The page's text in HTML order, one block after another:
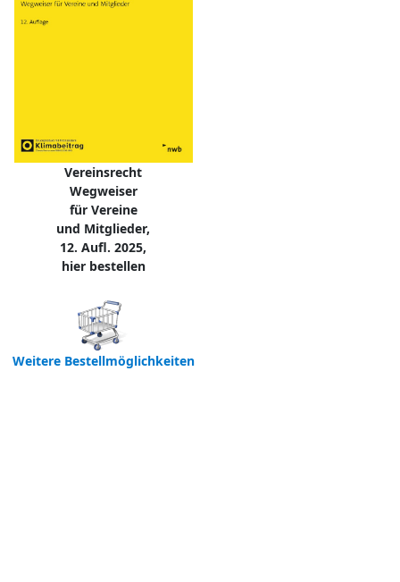
Vereinsrecht
Wegweiser
für Vereine
und Mitglieder,
12. Aufl. 2025,
hier bestellen
Weitere Bestellmöglichkeiten